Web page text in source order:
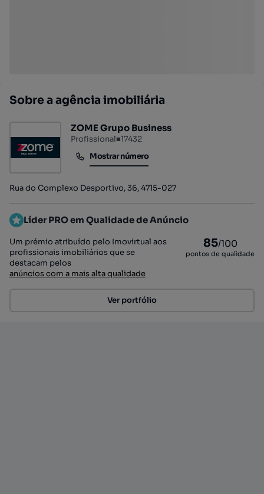
Sobre a agência imobiliária
ZOME Grupo Business
Profissional■17432
Mostrar número
Mostrar número
Rua do Complexo Desportivo, 36, 4715-027
Líder PRO em Qualidade de Anúncio
Um prémio atribuído pelo Imovirtual aos
profissionais imobiliários que se
destacam pelos
anúncios com a mais alta qualidade
85/100
pontos de qualidade
Ver portfólio